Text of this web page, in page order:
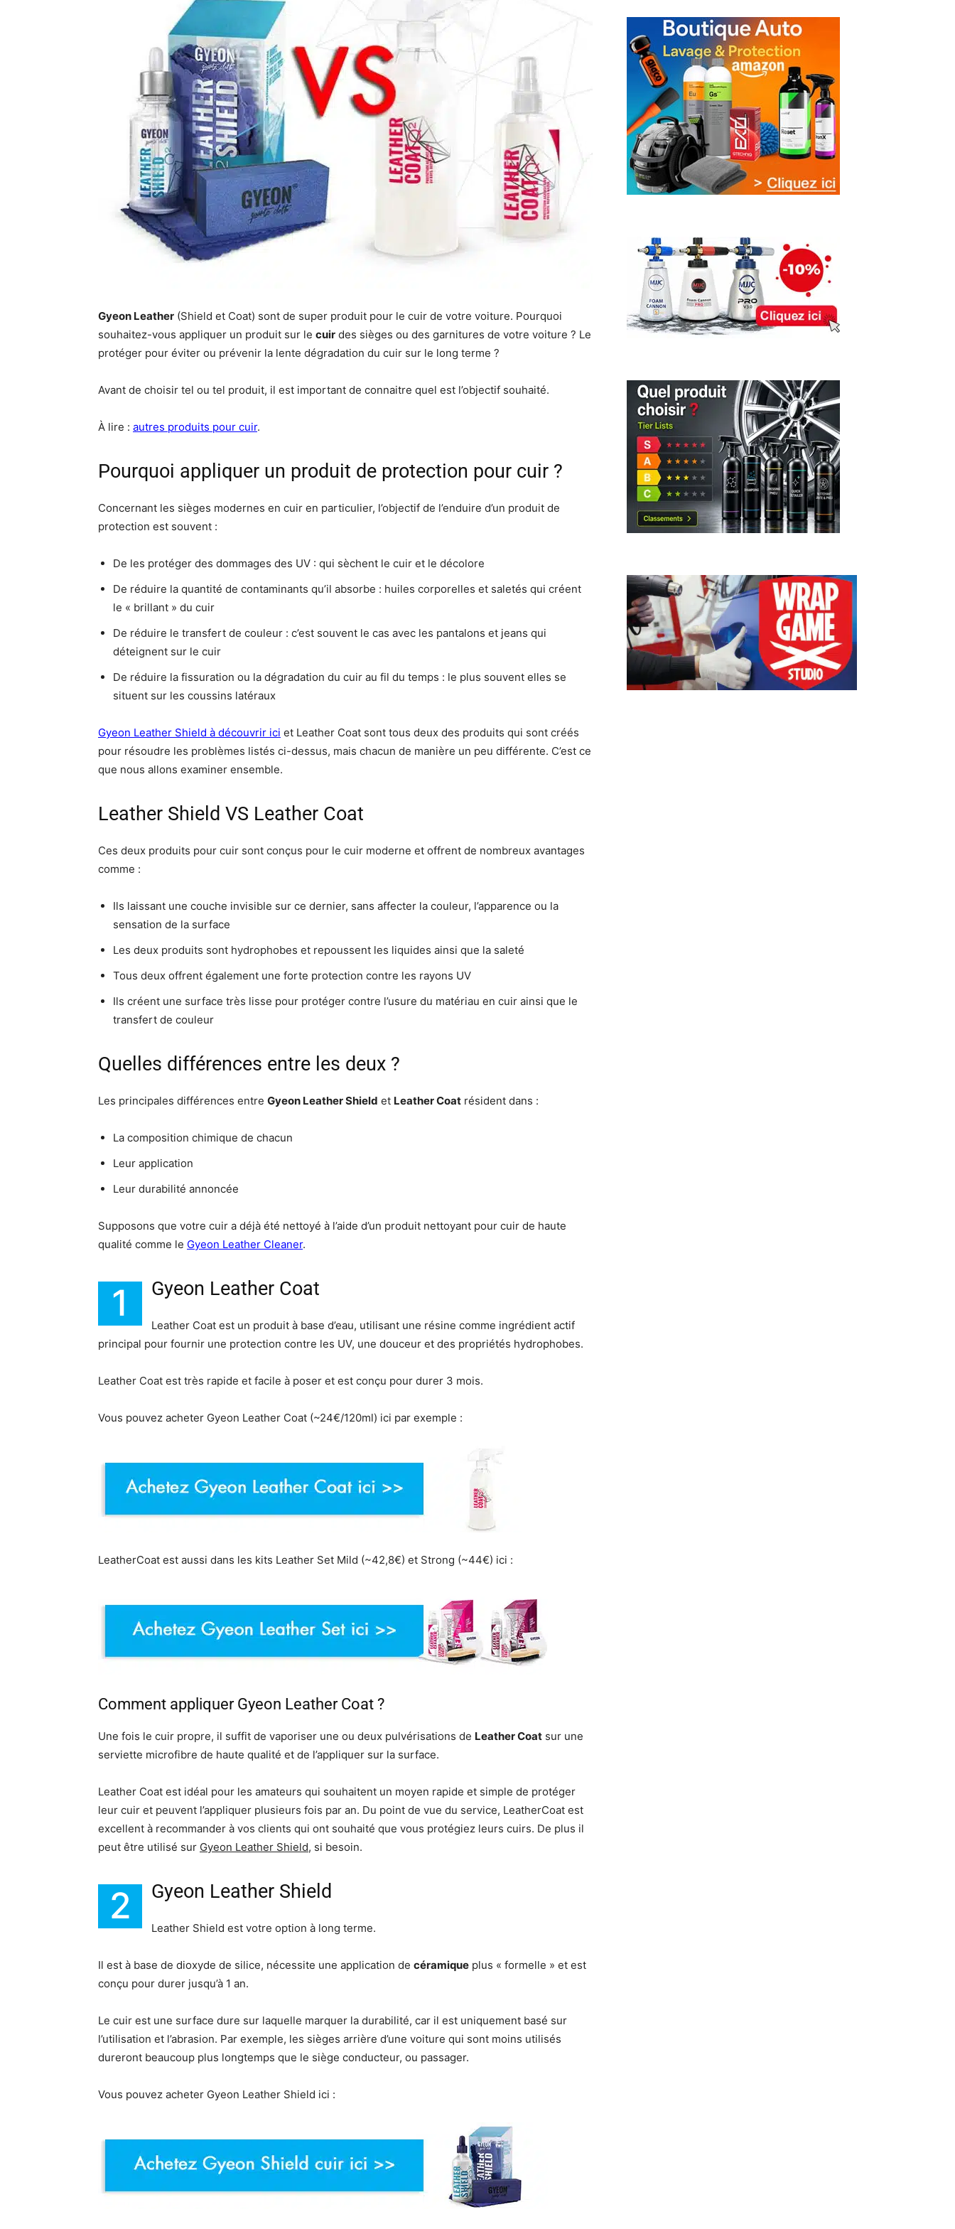
Gyeon Leather (Shield et Coat) sont de super produit pour le cuir de votre voiture. Pourquoi
souhaitez-vous appliquer un produit sur le cuir des sièges ou des garnitures de votre voiture ? Le
protéger pour éviter ou prévenir la lente dégradation du cuir sur le long terme ?
Avant de choisir tel ou tel produit, il est important de connaitre quel est l’objectif souhaité.
À lire : autres produits pour cuir.
Pourquoi appliquer un produit de protection pour cuir ?
Concernant les sièges modernes en cuir en particulier, l’objectif de l’enduire d’un produit de
protection est souvent :
De les protéger des dommages des UV : qui sèchent le cuir et le décolore
De réduire la quantité de contaminants qu’il absorbe : huiles corporelles et saletés qui créent
le « brillant » du cuir
De réduire le transfert de couleur : c’est souvent le cas avec les pantalons et jeans qui
déteignent sur le cuir
De réduire la fissuration ou la dégradation du cuir au fil du temps : le plus souvent elles se
situent sur les coussins latéraux
Gyeon Leather Shield à découvrir ici et Leather Coat sont tous deux des produits qui sont créés
pour résoudre les problèmes listés ci-dessus, mais chacun de manière un peu différente. C’est ce
que nous allons examiner ensemble.
Leather Shield VS Leather Coat
Ces deux produits pour cuir sont conçus pour le cuir moderne et offrent de nombreux avantages
comme :
Ils laissant une couche invisible sur ce dernier, sans affecter la couleur, l’apparence ou la
sensation de la surface
Les deux produits sont hydrophobes et repoussent les liquides ainsi que la saleté
Tous deux offrent également une forte protection contre les rayons UV
Ils créent une surface très lisse pour protéger contre l’usure du matériau en cuir ainsi que le
transfert de couleur
Quelles différences entre les deux ?
Les principales différences entre Gyeon Leather Shield et Leather Coat résident dans :
La composition chimique de chacun
Leur application
Leur durabilité annoncée
Supposons que votre cuir a déjà été nettoyé à l’aide d’un produit nettoyant pour cuir de haute
qualité comme le Gyeon Leather Cleaner.
1 Gyeon Leather Coat
Leather Coat est un produit à base d’eau, utilisant une résine comme ingrédient actif
principal pour fournir une protection contre les UV, une douceur et des propriétés hydrophobes.
Leather Coat est très rapide et facile à poser et est conçu pour durer 3 mois.
Vous pouvez acheter Gyeon Leather Coat (~24€/120ml) ici par exemple :
LeatherCoat est aussi dans les kits Leather Set Mild (~42,8€) et Strong (~44€) ici :
Comment appliquer Gyeon Leather Coat ?
Une fois le cuir propre, il suffit de vaporiser une ou deux pulvérisations de Leather Coat sur une
serviette microfibre de haute qualité et de l’appliquer sur la surface.
Leather Coat est idéal pour les amateurs qui souhaitent un moyen rapide et simple de protéger
leur cuir et peuvent l’appliquer plusieurs fois par an. Du point de vue du service, LeatherCoat est
excellent à recommander à vos clients qui ont souhaité que vous protégiez leurs cuirs. De plus il
peut être utilisé sur Gyeon Leather Shield, si besoin.
2 Gyeon Leather Shield
Leather Shield est votre option à long terme.
Il est à base de dioxyde de silice, nécessite une application de céramique plus « formelle » et est
conçu pour durer jusqu’à 1 an.
Le cuir est une surface dure sur laquelle marquer la durabilité, car il est uniquement basé sur
l’utilisation et l’abrasion. Par exemple, les sièges arrière d’une voiture qui sont moins utilisés
dureront beaucoup plus longtemps que le siège conducteur, ou passager.
Vous pouvez acheter Gyeon Leather Shield ici :